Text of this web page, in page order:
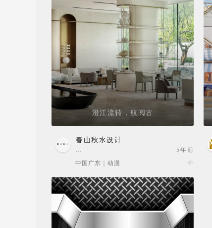
澄江流转，航阅古
春山秋水设计
…
5年前
中国广东 | 动漫